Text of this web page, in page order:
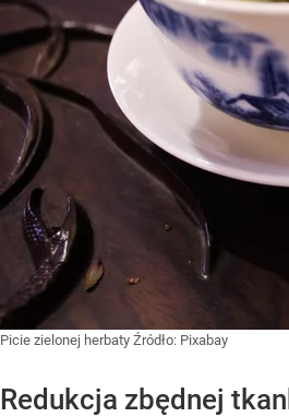
Picie zielonej herbaty Źródło: Pixabay
Redukcja zbędnej